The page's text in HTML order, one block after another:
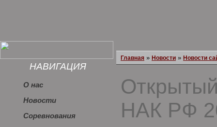
НАВИГАЦИЯ
О нас
Новости
Соревнования
Главная » Новости » Новости
НАК РФ